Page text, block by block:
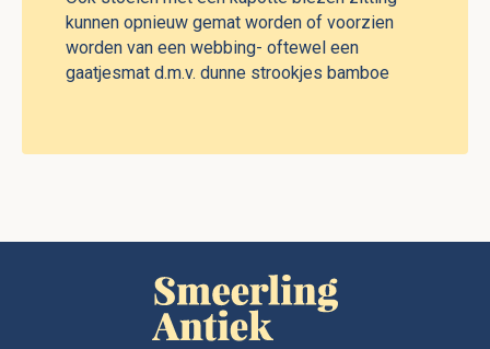
kunnen opnieuw gemat worden of voorzien
worden van een webbing- oftewel een
gaatjesmat d.m.v. dunne strookjes bamboe